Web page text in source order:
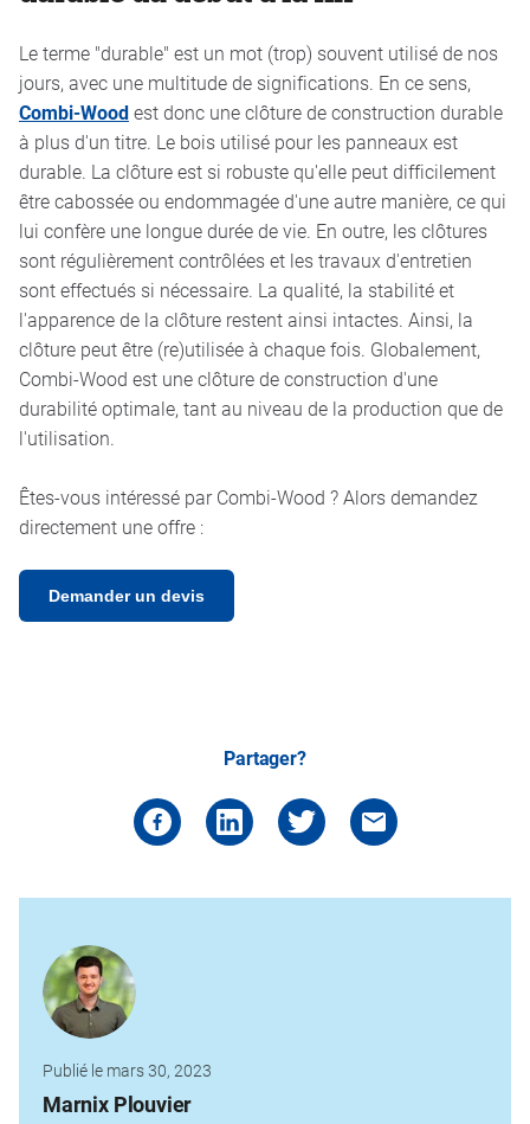
Le terme "durable" est un mot (trop) souvent utilisé de nos
jours, avec une multitude de significations. En ce sens,
Combi-Woodest donc une clôture de construction durable
à plus d'un titre. Le bois utilisé pour les panneaux est
durable. La clôture est si robuste qu'elle peut difficilement
être cabossée ou endommagée d'une autre manière, ce qui
lui confère une longue durée de vie. En outre, les clôtures
sont régulièrement contrôlées et les travaux d'entretien
sont effectués si nécessaire. La qualité, la stabilité et
l'apparence de la clôture restent ainsi intactes. Ainsi, la
clôture peut être (re)utilisée à chaque fois. Globalement,
Combi-Wood est une clôture de construction d'une
durabilité optimale, tant au niveau de la production que de
l'utilisation.
Êtes-vous intéressé par Combi-Wood ? Alors demandez
directement une offre :
Demander un devis
Partager?
Publié le mars 30, 2023
Marnix Plouvier